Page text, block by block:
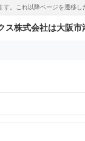
。これ以降ページを遷移
ス株式会社は大阪